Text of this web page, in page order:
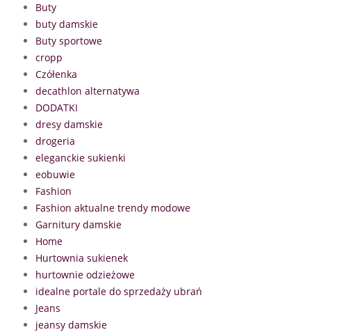
Buty
buty damskie
Buty sportowe
cropp
Czółenka
decathlon alternatywa
DODATKI
dresy damskie
drogeria
eleganckie sukienki
eobuwie
Fashion
Fashion aktualne trendy modowe
Garnitury damskie
Home
Hurtownia sukienek
hurtownie odzieżowe
idealne portale do sprzedaży ubrań
Jeans
jeansy damskie